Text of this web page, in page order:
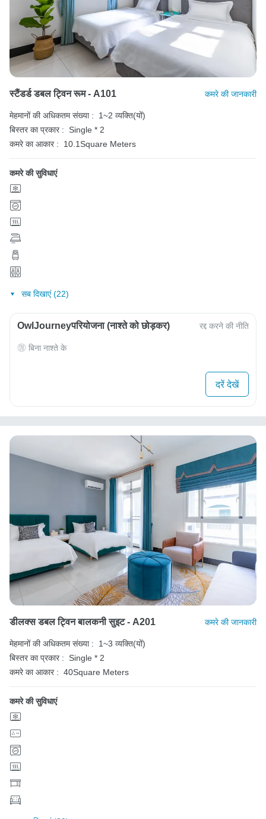
स्टैंडर्ड डबल ट्विन रूम - A101 कमरे की जानकारी
मेहमानों की अधिकतम संख्या :
1~2 व्यक्ति(यों)
बिस्तर का प्रकार :
Single * 2
कमरे का आकार :
10.1Square Meters
कमरे की सुविधाएं
सब दिखाएं (22)
OwlJourneyपरियोजना (नाश्ते को छोड़कर) रद्द करने की नीति
बिना नाश्ते के
दरें देखें
डीलक्स डबल ट्विन बालकनी सुइट - A201 कमरे की जानकारी
मेहमानों की अधिकतम संख्या :
1~3 व्यक्ति(यों)
बिस्तर का प्रकार :
Single * 2
कमरे का आकार : 40Square Meters
कमरे की सुविधाएं